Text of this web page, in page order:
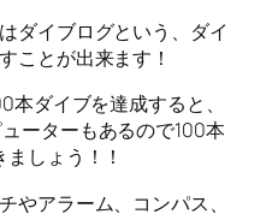
ダイブログという、ダイ
ことが出来ます！
ダイブを達成すると、
ーターもあるので100本
しょう！！
やアラーム、コンパス、